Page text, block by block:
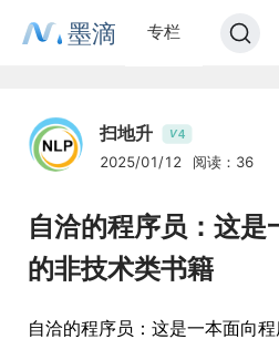
墨滴 专栏
扫地升 V4
2025/01/12 阅读：36
自洽的程序员：这是
的非技术类书籍
自洽的程序员：这是一本面向